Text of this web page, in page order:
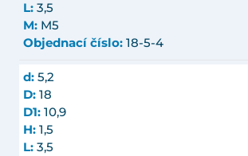
L: 3,5
M: M5
Objednací číslo: 18-5-4
d: 5,2
D: 18
D1: 10,9
H: 1,5
L: 3,5